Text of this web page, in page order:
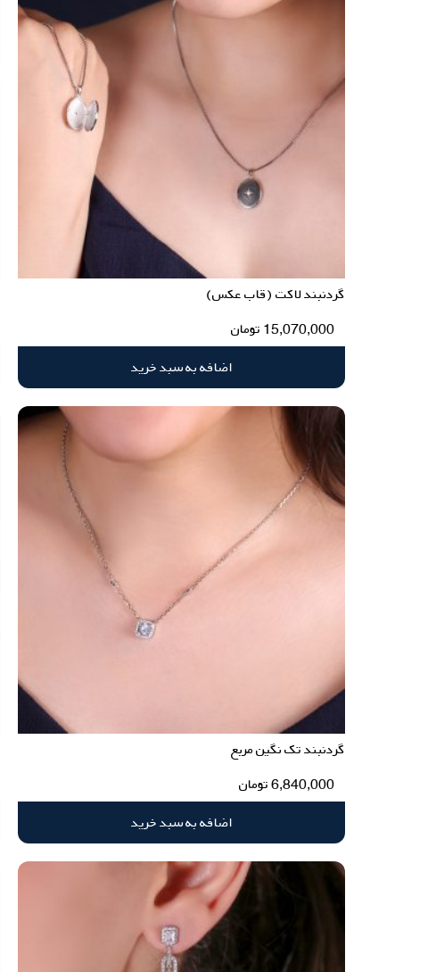
گردنبند لاکت (قاب عکس)
15,070,000 تومان
اضافه به سبد خرید
گردنبند تک نگین مربع
6,840,000تومان
اضافه به سبد خرید